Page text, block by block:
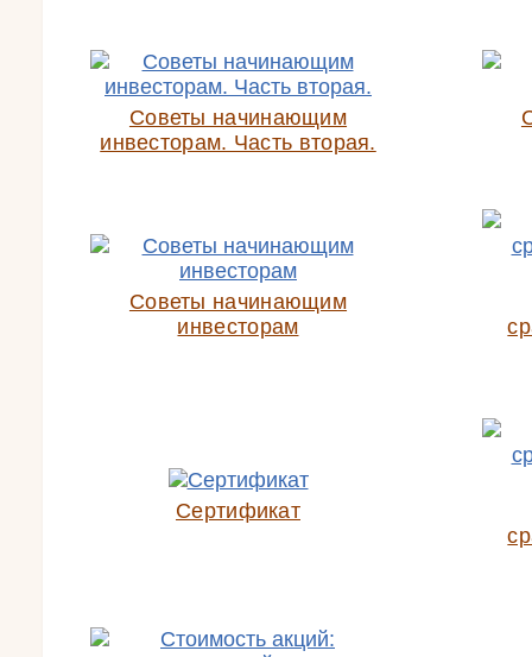
Советы начинающим
инвесторам. Часть вторая.
Советы начинающим
инвесторам
Сертификат